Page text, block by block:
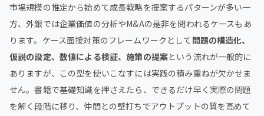
市場規模の推定から始めて成長戦略を提案するパターンが多い一
方、外銀では企業価値の分析やM&Aの是非を問われるケースもあ
ります。ケース面接対策のフレームワークとして 問題の構造化、
仮説の設定、数値による検証、施策の提案という流れが一般的に
ありますが、この型を使いこなすには実践の積み重ねが欠かせま
せん。書籍で基礎知識を押さえたら、できるだけ早く実際の問題
を解く段階に移り、仲間との壁打ちでアウトプットの質を高めて